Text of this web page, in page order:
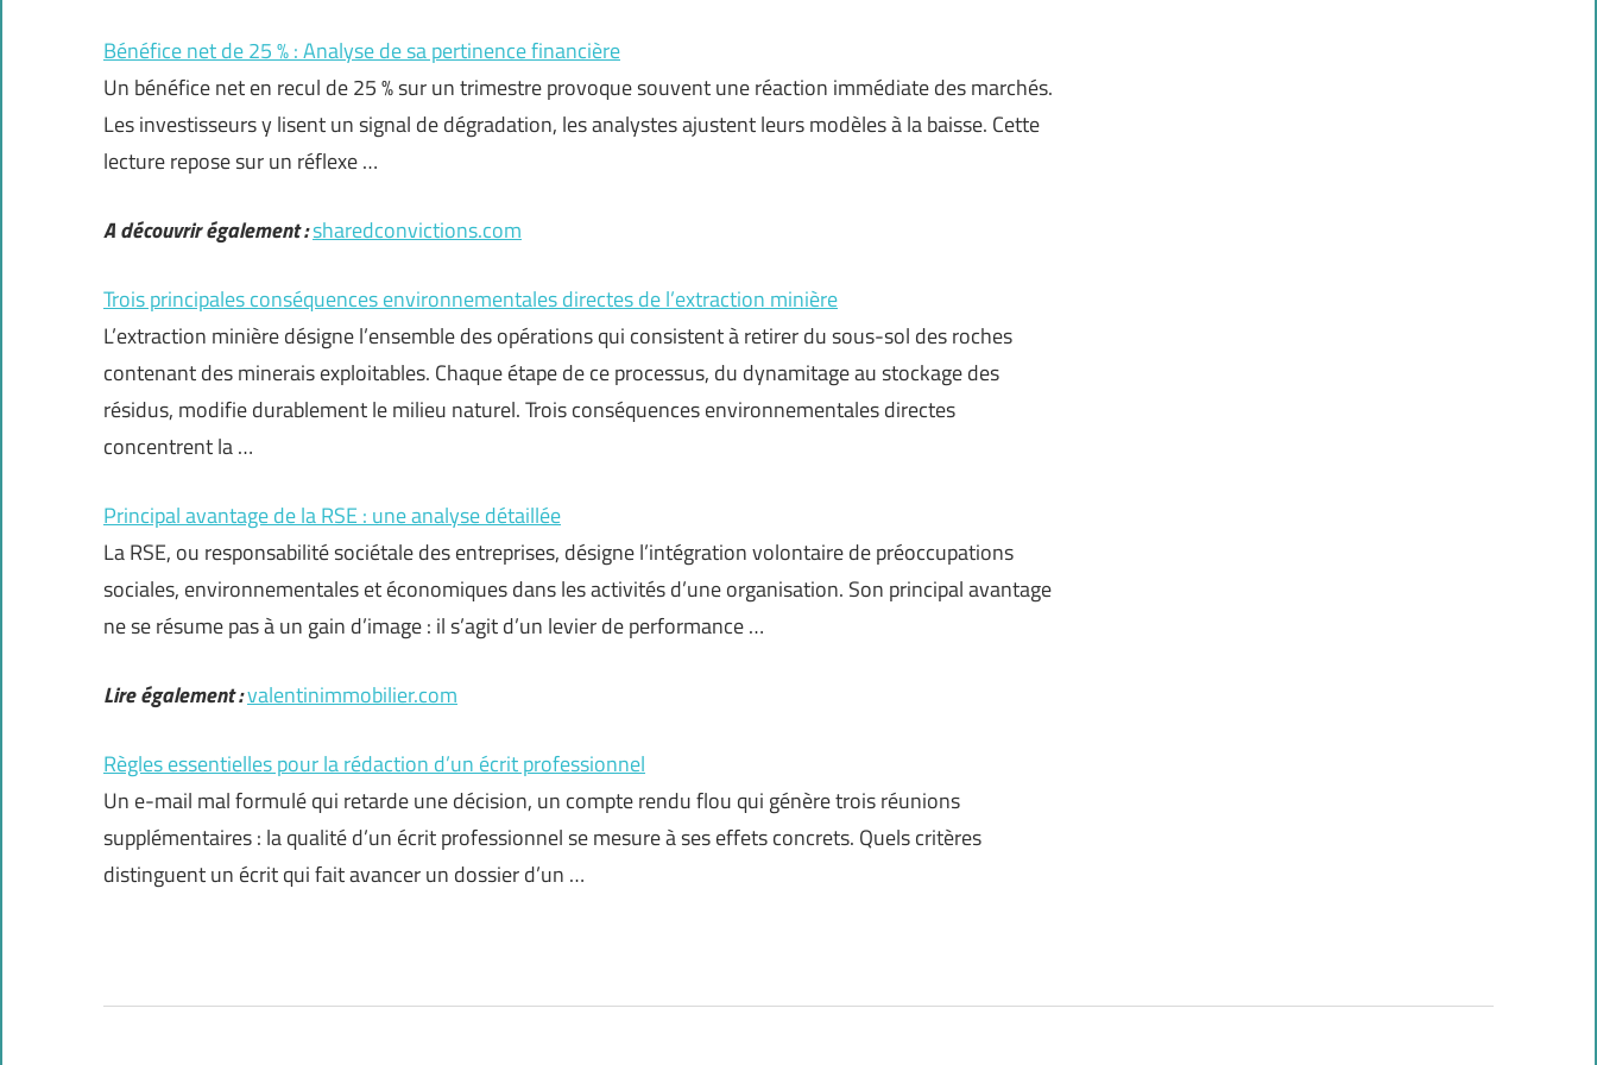
Bénéfice net de 25 % : Analyse de sa pertinence financière
Un bénéfice net en recul de 25 % sur un trimestre provoque souvent une réaction immédiate des marchés.
Les investisseurs y lisent un signal de dégradation, les analystes ajustent leurs modèles à la baisse. Cette
lecture repose sur un réflexe …
A découvrir également :sharedconvictions.com
Trois principales conséquences environnementales directes de l’extraction minière
L’extraction minière désigne l’ensemble des opérations qui consistent à retirer du sous-sol des roches
contenant des minerais exploitables. Chaque étape de ce processus, du dynamitage au stockage des
résidus, modifie durablement le milieu naturel. Trois conséquences environnementales directes
concentrent la …
Principal avantage de la RSE : une analyse détaillée
La RSE, ou responsabilité sociétale des entreprises, désigne l’intégration volontaire de préoccupations
sociales, environnementales et économiques dans les activités d’une organisation. Son principal avantage
ne se résume pas à un gain d’image : il s’agit d’un levier de performance …
Lire également :valentinimmobilier.com
Règles essentielles pour la rédaction d’un écrit professionnel
Un e-mail mal formulé qui retarde une décision, un compte rendu flou qui génère trois réunions
supplémentaires : la qualité d’un écrit professionnel se mesure à ses effets concrets. Quels critères
distinguent un écrit qui fait avancer un dossier d’un …